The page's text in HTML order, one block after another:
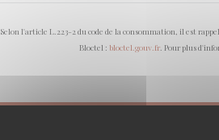
Selon l'article L.223-2 du code de la consommation, il est
Bloctel : bloctel.gouv.fr. Pour plus